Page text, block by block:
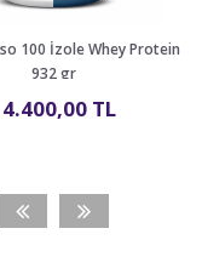
100 İzole Whey Protein
932 gr
4.400,00 TL